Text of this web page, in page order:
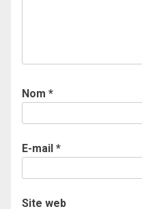
Nom *
E-mail *
Site web